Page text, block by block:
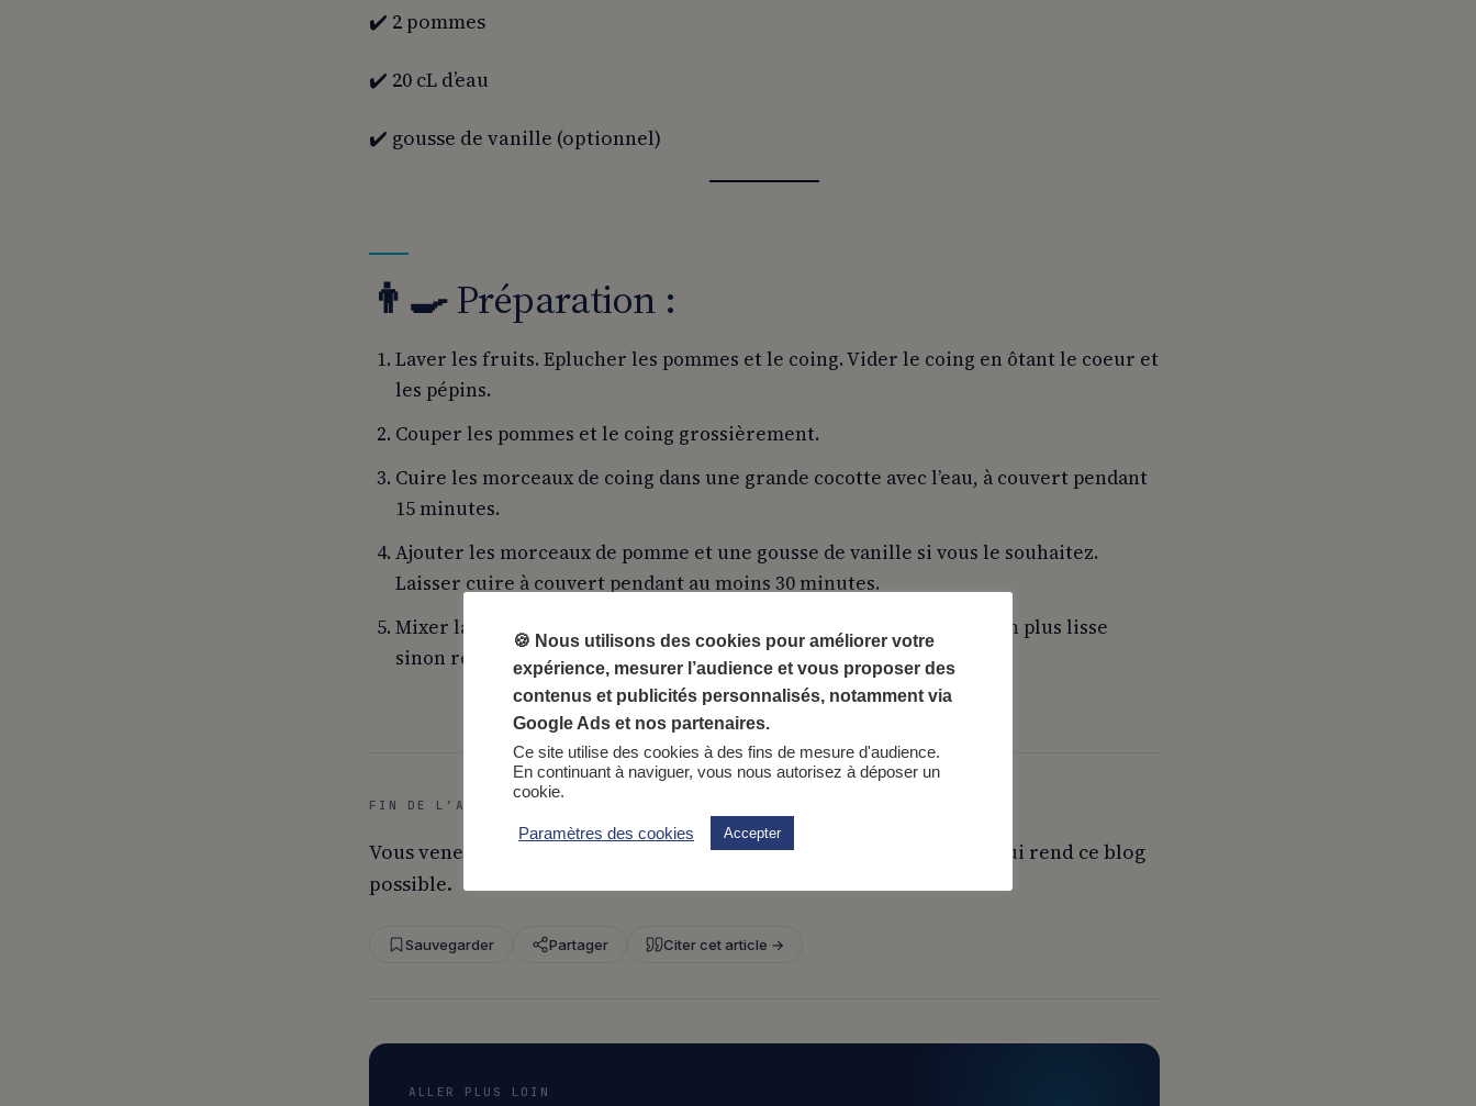
✔️ 2 pommes
✔️ 20 cL d’eau
✔️ gousse de vanille (optionnel)
👨‍🍳Préparation :
Laver les fruits. Eplucher les pommes et le coing. Vider le coing en ôtant le coeur et
les pépins.
Couper les pommes et le coing grossièrement.
Cuire les morceaux de coing dans une grande cocotte avec l’eau, à couvert pendant
15 minutes.
Ajouter les morceaux de pomme et une gousse de vanille si vous le souhaitez.
Laisser cuire à couvert pendant au moins 30 minutes.
Mixer la préparation si vous le souhaitez pour avoir une préparation plus lisse
sinon retirer seulement la gousse de vanille.
FIN DE L’ARTICLE · 4 OCT 2021
Vous venez de lire
. Merci pour votre attention — c’est ce qui rend ce blog
possible.
Sauvegarder Partager Citer cet article →
ALLER PLUS LOIN
🍪 Nous utilisons des cookies pour améliorer votre
expérience, mesurer l’audience et vous proposer des
contenus et publicités personnalisés, notamment via
Google Ads et nos partenaires.
Ce site utilise des cookies à des fins de mesure d'audience.
En continuant à naviguer, vous nous autorisez à déposer un
cookie.
Paramètres des cookies Accepter